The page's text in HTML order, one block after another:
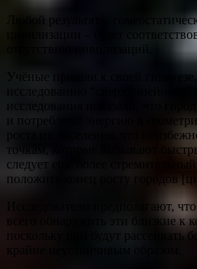
Любой результат –
цивилизации – будет
Учёные пришли к своей гипотезе,
исследованию “сверхлинейного”
и потребляют энергию в
роста их населения, что
точкам, которые вызывают
следует ещё более
положить конец росту городов
Исследователи предполагают, что
всего обнаружить эти близкие к
поскольку они будут рассеивать
крайне неустойчивым образом.